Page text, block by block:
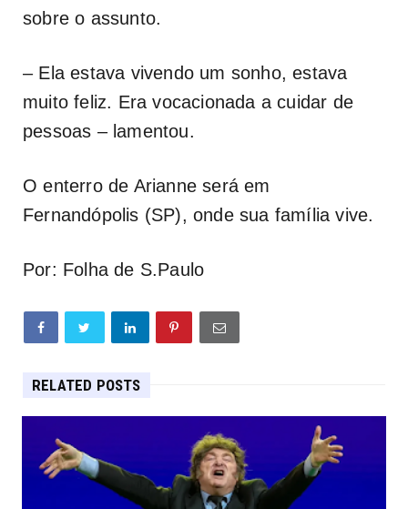
sobre o assunto.
– Ela estava vivendo um sonho, estava
muito feliz. Era vocacionada a cuidar de
pessoas – lamentou.
O enterro de Arianne será em
Fernandópolis (SP), onde sua família vive.
Por: Folha de S.Paulo
RELATED POSTS